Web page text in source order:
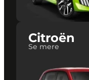
Citroën
Se mere